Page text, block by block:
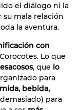
el diálogo ni la
su mala relación
la aventura.
con
Lo que
, que lo
para
bebida,
para